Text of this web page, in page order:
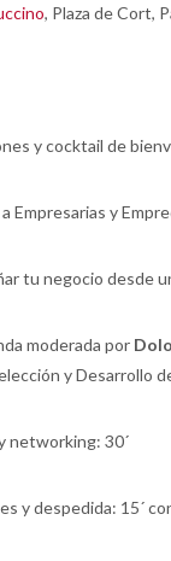
, Plaza de Cort,
y cocktail de
Empresarias y
tu negocio desde
moderada por
y Desarrollo
networking: 30´
y despedida: 15´